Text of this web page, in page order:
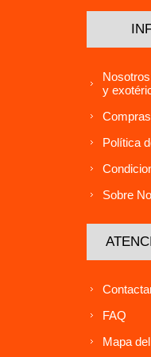
y
Política
Sobre
FAQ
Mapa